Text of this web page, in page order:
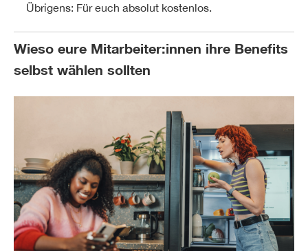
Übrigens: Für euch absolut kostenlos.
Wieso eure Mitarbeiter:innen ihre Benefits
selbst wählen sollten